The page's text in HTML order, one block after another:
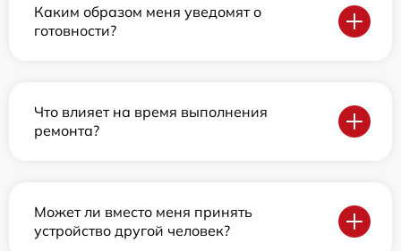
Каким образом меня уведомят о
готовности?
Что влияет на время выполнения
ремонта?
Может ли вместо меня принять
устройство другой человек?